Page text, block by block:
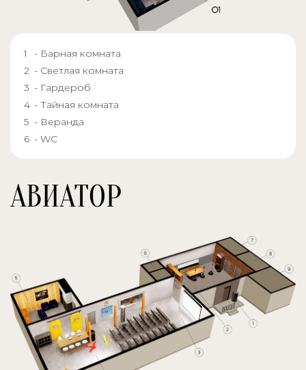
- Барная комната
- Светлая комната
- Гардероб
- Тайная комната
- Веранда
- WC
АВИАТОР